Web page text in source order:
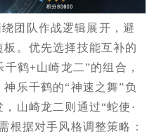
团队作战逻辑展开，避
。优先选择技能互补的
鹤+山崎龙二”的组合，
乐千鹤的“神速之舞”负
山崎龙二则通过“蛇使·
根据对手风格调整策略：